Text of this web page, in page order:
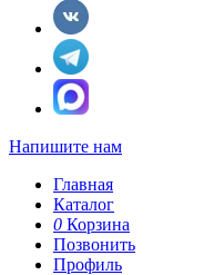
Напишите нам
Главная
Каталог
0 Корзина
Позвонить
Профиль